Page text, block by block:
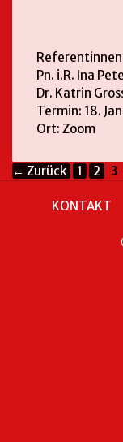
Pn. i.R. Ina
Dr. Katrin
Termin: 18.
Ort: Zoom
← Zurück 1 2 3
KONTAKT